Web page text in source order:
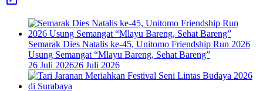
Semarak Dies Natalis ke-45, Unitomo Friendship Run 2026
Usung Semangat “Mlayu Bareng, Sehat Bareng”
26 Juli 202626 Juli 2026